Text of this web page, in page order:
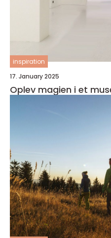
inspiration
17. January 2025
Oplev magien i et